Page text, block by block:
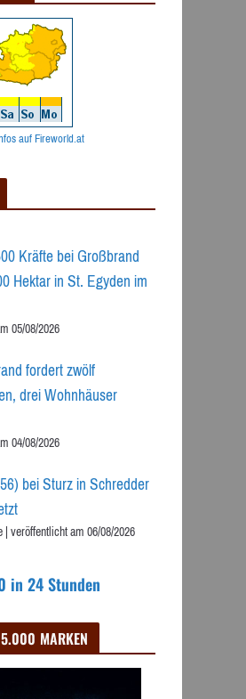
auf Fireworld.at
Kräfte bei Großbrand
Hektar in St. Egyden im
05/08/2026
fordert zwölf
drei Wohnhäuser
04/08/2026
bei Sturz in Schredder
|veröffentlicht am 06/08/2026
in 24 Stunden
5.000 MARKEN